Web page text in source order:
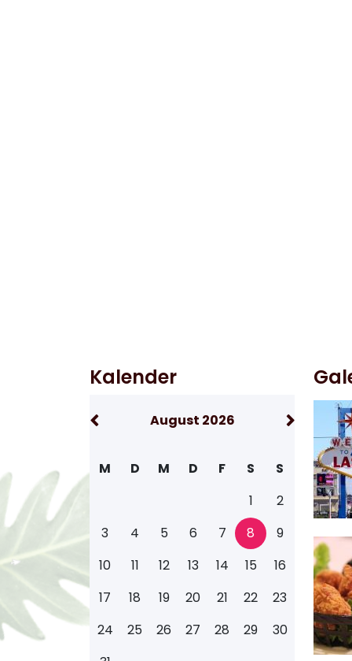
Kalender
August 2026
M D M D F S
S
1
2
3
4 5 6 7 8
9
10
11 12 13 14 15
16
17
18 19 20 21 22
23
24
25 26 27 28 29
30